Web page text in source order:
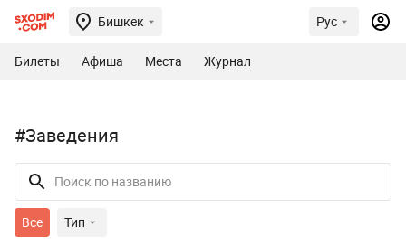
Бишкек Рус
Билеты Афиша Места Журнал
#Заведения
Все Тип